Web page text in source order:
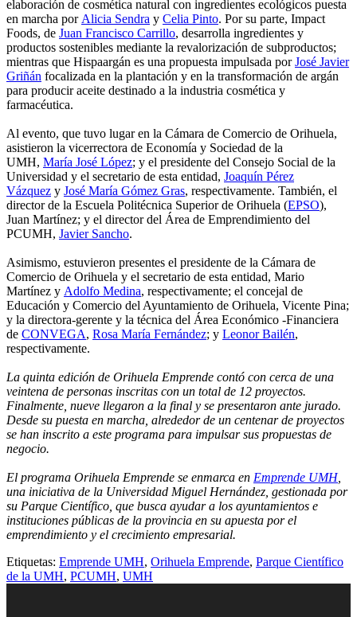
elaboración de cosmética natural con ingredientes ecológicos puesta
en marcha por Alicia Sendra y Celia Pinto. Por su parte, Impact
Foods, de Juan Francisco Carrillo, desarrolla ingredientes y
productos sostenibles mediante la revalorización de subproductos;
mientras que Hispaargán es una propuesta impulsada porJosé Javier
Griñán focalizada en la plantación y en la transformación de argán
para producir aceite destinado a la industria cosmética y
farmacéutica.
Al evento, que tuvo lugar en la Cámara de Comercio de Orihuela,
asistieron la vicerrectora de Economía y Sociedad de la
UMH, María José López; y el presidente del Consejo Social de la
Universidad y el secretario de esta entidad, Joaquín Pérez
Vázquez y José María Gómez Gras, respectivamente. También, el
director de la Escuela Politécnica Superior de Orihuela (EPSO),
Juan Martínez; y el director del Área de Emprendimiento del
PCUMH, Javier Sancho.
Asimismo, estuvieron presentes el presidente de la Cámara de
Comercio de Orihuela y el secretario de esta entidad, Mario
Martínez y Adolfo Medina, respectivamente; el concejal de
Educación y Comercio del Ayuntamiento de Orihuela, Vicente Pina;
y la directora-gerente y la técnica del Área Económico -Financiera
de CONVEGA, Rosa María Fernández; y Leonor Bailén,
respectivamente.
La quinta edición de Orihuela Emprende contó con cerca de una
veintena de personas inscritas con un total de 12 proyectos.
Finalmente, nueve llegaron a la final y se presentaron ante jurado.
Desde su puesta en marcha, alrededor de un centenar de proyectos
se han inscrito a este programa para impulsar sus propuestas de
negocio.
El programa Orihuela Emprende se enmarca en Emprende UMH,
una iniciativa de la Universidad Miguel Hernández, gestionada por
su Parque Científico, que busca ayudar a los ayuntamientos e
instituciones públicas de la provincia en su apuesta por el
emprendimiento y el crecimiento empresarial.
Etiquetas: Emprende UMH, Orihuela Emprende, Parque Científico
de la UMH, PCUMH, UMH